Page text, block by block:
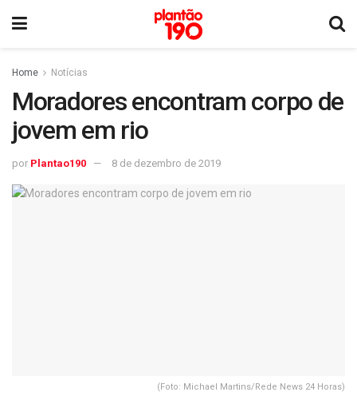
Home Notícias
Moradores encontram corpo de
jovem em rio
por Plantao190 8 de dezembro de 2019
(Foto: Michael Martins/Rede News 24 Horas)